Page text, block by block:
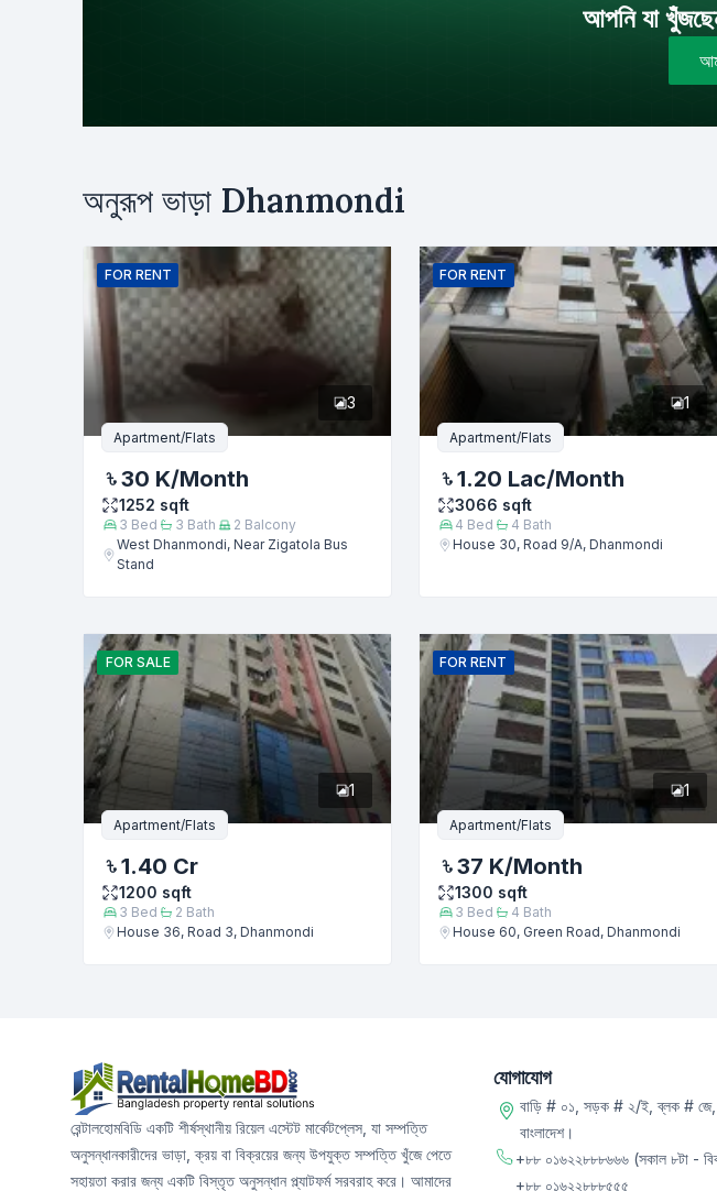
আপনি যা
ফোন নম্বর
অনুরূপ ভাড়া Dhanmondi
FOR RENT
3
Apartment/Flats
30 K/Month
1252 sqft
3 Bed 3 Bath 2 Balcony
West Dhanmondi, Near Zigatola Bus
Stand
FOR RENT
1
Apartment/Flats
1.20 Lac/Month
3066 sqft
4 Bed 4 Bath
House 30, Road 9/A, Dhanmondi
FOR SALE
1
Apartment/Flats
1.40 Cr
1200 sqft
3 Bed 2 Bath
House 36, Road 3, Dhanmondi
FOR RENT
1
Apartment/Flats
37 K/Month
1300 sqft
3 Bed 4 Bath
House 60, Green Road, Dhanmondi
রেন্টালহোমবিডি একটি শীর্ষস্থানীয় রিয়েল এস্টেট মার্কেটপ্লেস, যা সম্পত্তি
অনুসন্ধানকারীদের ভাড়া, ক্রয় বা বিক্রয়ের জন্য উপযুক্ত সম্পত্তি খুঁজে পেতে
সহায়তা করার জন্য একটি বিস্তৃত অনুসন্ধান প্ল্যাটফর্ম সরবরাহ করে। আমাদের
যোগাযোগ
বাড়ি # ০১, সড়ক # ২/ই, ব্লক # জে,
বাংলাদেশ।
+৮৮ ০১৬২২৮৮৮৬৬৬ (সকাল ৮টা -
+৮৮ ০১৬২২৮৮৮৫৫৫